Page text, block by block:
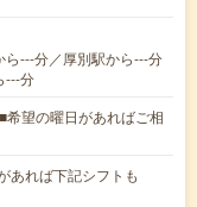
---分／厚別駅から---分
---分
望の曜日があればご相
あれば下記シフトも